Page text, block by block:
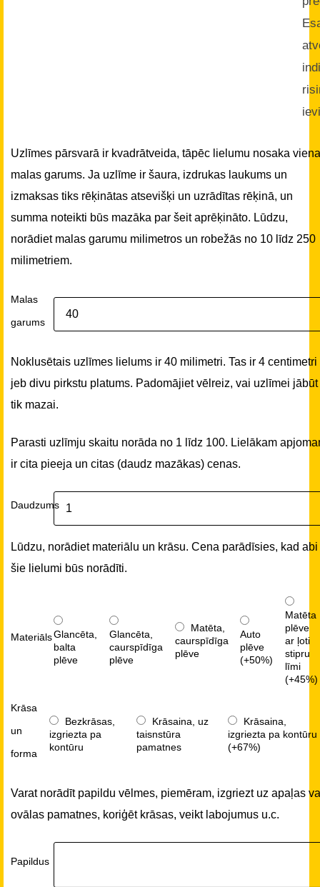
Uzlīmes pārsvarā ir kvadrātveida, tāpēc lielumu nosaka
malas garums. Ja uzlīme ir šaura, izdrukas laukums un
izmaksas tiks rēķinātas atsevišķi un uzrādītas rēķinā, un
summa noteikti būs mazāka par šeit aprēķināto. Lūdzu,
norādiet malas garumu milimetros un robežās no 10 līdz 250
milimetriem.
Malas
garums
Noklusētais uzlīmes lielums ir 40 milimetri. Tas ir 4 centimetri
jeb divu pirkstu platums. Padomājiet vēlreiz, vai uzlīmei jābūt
tik mazai.
Parasti uzlīmju skaitu norāda no 1 līdz 100. Lielākam
ir cita pieeja un citas (daudz mazākas) cenas.
Daudzums
Lūdzu, norādiet materiālu un krāsu. Cena parādīsies, kad abi
šie lielumi būs norādīti.
MateriālsGlancēta,
balta
plēve
Glancēta,
caurspīdīga
plēve
Matēta,
caurspīdīga
plēve
Auto
plēve
(+50%)
Matēta
plēve
ar ļoti
stipru
līmi
(+45%)
Krāsa
un
forma
Bezkrāsas,
izgriezta pa
kontūru
Krāsaina, uz
taisnstūra
pamatnes
Krāsaina,
izgriezta pa kontūru
(+67%)
Varat norādīt papildu vēlmes, piemēram, izgriezt uz apaļas
ovālas pamatnes, koriģēt krāsas, veikt labojumus u.c.
Papildus